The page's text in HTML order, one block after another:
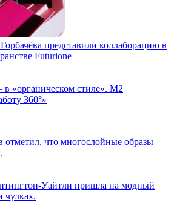
представили коллаборацию в
Futurione
в «органическом стиле». М2
360°»
отметил, что многослойные образы –
Уайтли пришла на модный
чулках.